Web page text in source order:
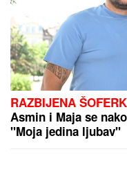
RAZBIJENA
Asmin i Maja se
"Moja jedina ljubav"